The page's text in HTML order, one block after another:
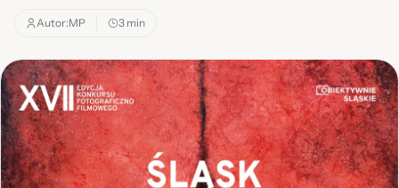
Autor:MP 3 min